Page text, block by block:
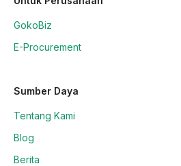
GokoBiz
E-Procurement
Sumber Daya
Tentang Kami
Blog
Berita